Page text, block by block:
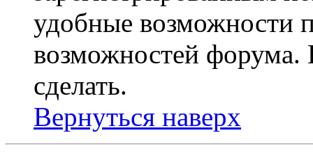
удобные возможности
возможностей
сделать.
Вернуться наверх